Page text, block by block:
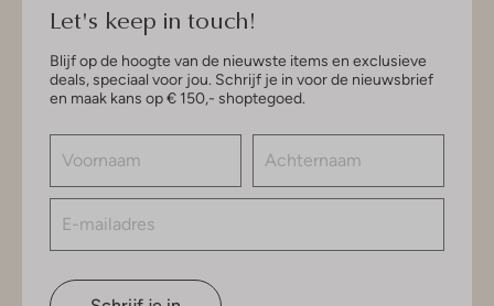
Let's keep in touch!
Blijf op de hoogte van de nieuwste items en exclusieve
deals, speciaal voor jou. Schrijf je in voor de nieuwsbrief
en maak kans op € 150,- shoptegoed.